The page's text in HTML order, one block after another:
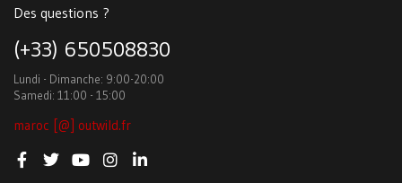
Des questions ?
(+33) 650508830
Lundi - Dimanche: 9:00-20:00
Samedi: 11:00 - 15:00
maroc [@] outwild.fr